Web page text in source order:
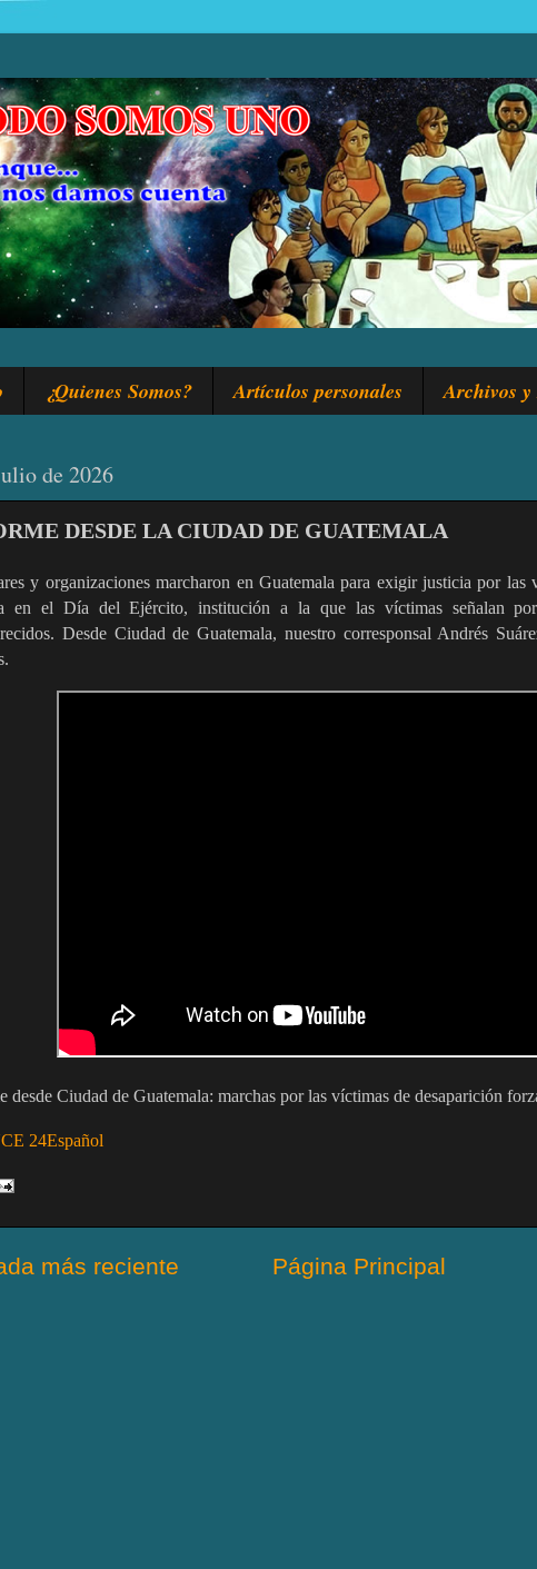
¿Quienes Somos? Artículos personales Archivos
de 2026
DESDE LA CIUDAD DE GUATEMALA
y organizaciones marcharon en Guatemala para exigir justicia por las
en el Día del Ejército, institución a la que las víctimas señalan
Desde Ciudad de Guatemala, nuestro corresponsal Andrés
desde Ciudad de Guatemala: marchas por las víctimas de desaparición
24Español
más reciente Página Principal